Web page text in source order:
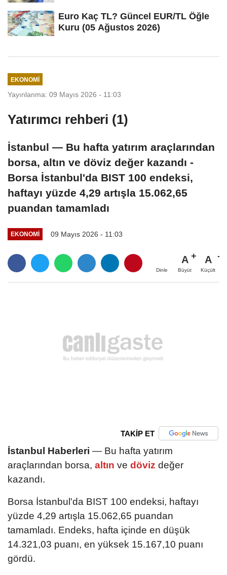
Euro Kaç TL? Güncel EUR/TL Öğle
Kuru (05 Ağustos 2026)
EKONOMI
Yayınlanma: 09 Mayıs 2026 - 11:03
Yatırımcı rehberi (1)
İstanbul — Bu hafta yatırım araçlarından
borsa, altın ve döviz değer kazandı -
Borsa İstanbul'da BIST 100 endeksi,
haftayı yüzde 4,29 artışla 15.062,65
puandan tamamladı
EKONOMI 09 Mayıs 2026 - 11:03
Dinle
A
Büyüt
A
Küçült
TAKİP ET
İstanbul Haberleri — Bu hafta yatırım
araçlarından borsa, altın ve döviz değer
kazandı.
Borsa İstanbul'da BIST 100 endeksi, haftayı
yüzde 4,29 artışla 15.062,65 puandan
tamamladı. Endeks, hafta içinde en düşük
14.321,03 puanı, en yüksek 15.167,10 puanı
gördü.